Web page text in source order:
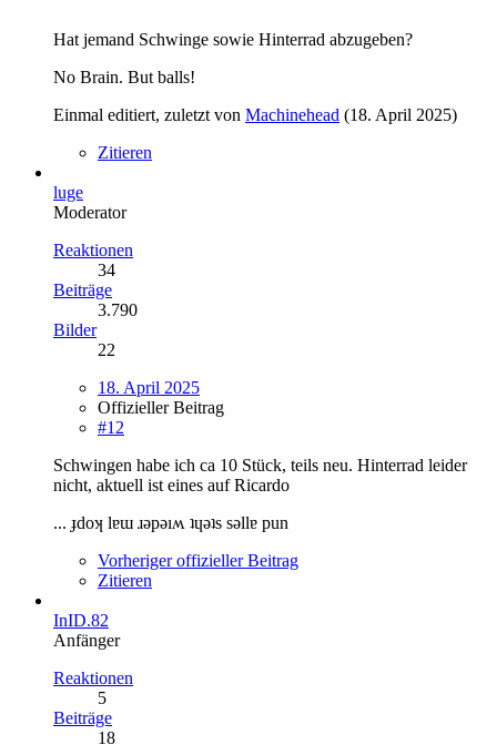
Hat jemand Schwinge sowie Hinterrad abzugeben?
No Brain. But balls!
Einmal editiert, zuletzt von Machinehead (18. April 2025)
Zitieren
luge
Moderator
Reaktionen
34
Beiträge
3.790
Bilder
22
18. April 2025
Offizieller Beitrag
#12
Schwingen habe ich ca 10 Stück, teils neu. Hinterrad leider
nicht, aktuell ist eines auf Ricardo
... ɟdoʞ lɐɯ ɹǝpǝıʍ ʇɥǝʇs sǝllɐ pun
Vorheriger offizieller Beitrag
Zitieren
InID.82
Anfänger
Reaktionen
5
Beiträge
18